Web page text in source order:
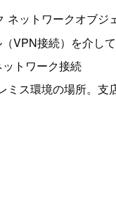
ネットワークオブ
VPN接続）を介し
トワーク接続
ミス環境の場所。支